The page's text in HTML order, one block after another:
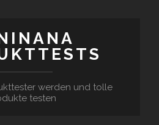
werden und tolle
testen